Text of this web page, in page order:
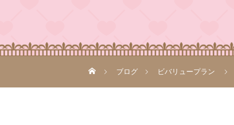
ブログ ビバリュープラン